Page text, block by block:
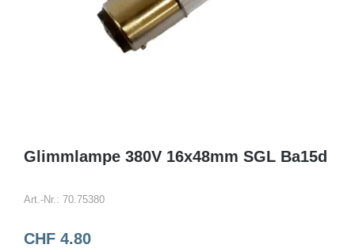
Glimmlampe 380V 16x48mm SGL Ba15d
Art.-Nr.: 70.75380
CHF4.80